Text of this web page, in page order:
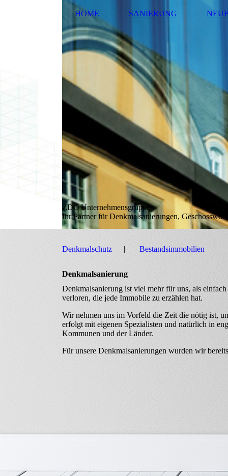
HOME SANIERUNG
ZDC Unternehmensgruppe
Ihr Partner für Denkmalsanierungen,
Denkmalschutz Bestandsimmobilien
Denkmalsanierung
Denkmalsanierung ist viel mehr für uns, als
verloren, die jede Immobile zu erzählen hat.
Wir nehmen uns im Vorfeld die Zeit die nötig ist,
erfolgt mit eigenen Spezialisten und natürlich in
Kommunen und der Länder.
Für unsere Denkmalsanierungen wurden wir